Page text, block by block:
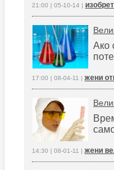
21:00 | 05-10-14 |
Ако
17:00 | 08-04-11 | жени
14:30 | 08-01-11 | жени